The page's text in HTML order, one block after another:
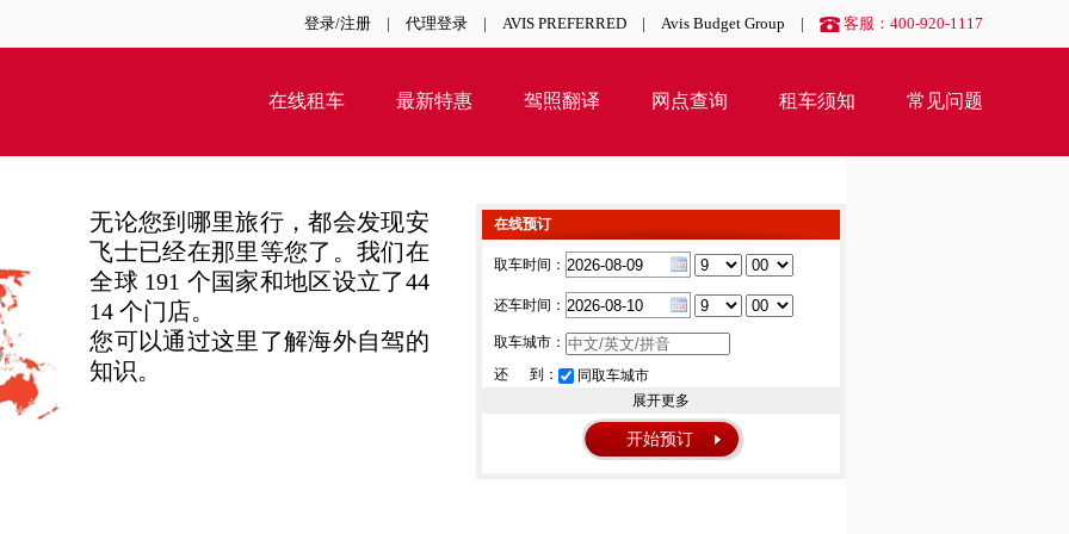
登录/注册 | 代理登录 | AVIS PREFERRED | Avis Budget Group | 客服：400-920-1117
在线租车 最新特惠 驾照翻译 网点查询 租车须知 常见问题
无论您到哪里旅行，都会发现安
飞士已经在那里等您了。我们在
全球 191 个国家和地区设立了44
14 个门店。
您可以通过这里了解海外自驾的
知识。
在线预订
取车时间：
还车时间：
取车城市：
还 到：
同取车城市
展开更多
开始预订